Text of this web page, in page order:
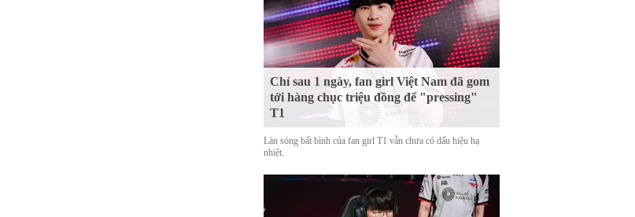
Chỉ sau 1 ngày, fan girl Việt Nam đã gom
tới hàng chục triệu đồng để "pressing"
T1
Làn sóng bất bình của fan girl T1 vẫn chưa có dấu hiệu hạ
nhiệt.